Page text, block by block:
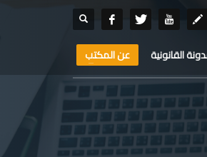
القانونية عن المكتب